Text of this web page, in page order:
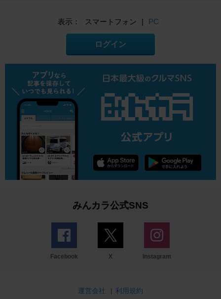
表示： スマートフォン | PC
ログイン
みんカラ公式SNS
Facebook X Instagram
運営会社 | 利用規約